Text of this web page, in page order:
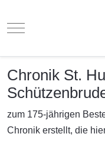
Mobile Menu Toggle
Chronik St.
zum 175-jährigen
Chronik erstellt, die